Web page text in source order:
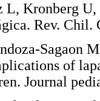
L, Kronberg
Rev. Chil.
Sagaon
of
Journal